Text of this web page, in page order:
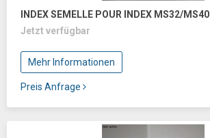
INDEX SEMELLE POUR INDEX MS32/MS40
Jetzt verfügbar
Mehr Informationen
Preis Anfrage